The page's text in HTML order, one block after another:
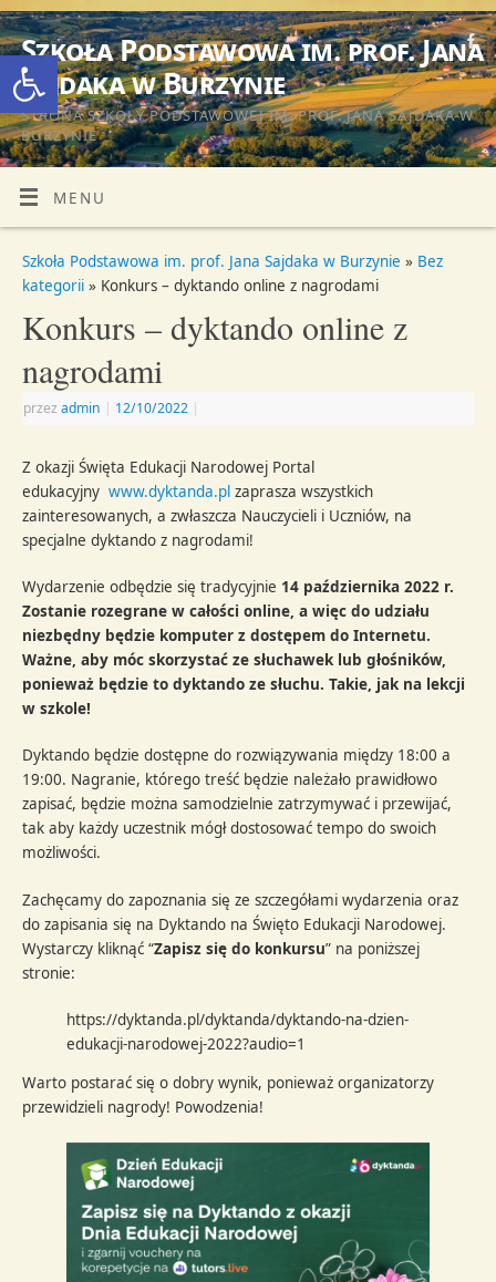
Otwórz pasek narzędzi
Szkoła Podstawowa im. prof. Jana
Sajdaka w Burzynie
STRONA SZKOŁY PODSTAWOWEJ IM. PROF. JANA SAJDAKA W
BURZYNIE
MENU
Szkoła Podstawowa im. prof. Jana Sajdaka w Burzynie » Bez
kategorii » Konkurs – dyktando online z nagrodami
Konkurs – dyktando online z
nagrodami
przezadmin | 12/10/2022 |
Z okazji Święta Edukacji Narodowej Portal
edukacyjnywww.dyktanda.pl zaprasza wszystkich
zainteresowanych, a zwłaszcza Nauczycieli i Uczniów, na
specjalne dyktando z nagrodami!
Wydarzenie odbędzie się tradycyjnie 14 października 2022 r.
Zostanie rozegrane w całości online, a więc do udziału
niezbędny będzie komputer z dostępem do Internetu.
Ważne, aby móc skorzystać ze słuchawek lub głośników,
ponieważ będzie to dyktando ze słuchu. Takie, jak na lekcji
w szkole!
Dyktando będzie dostępne do rozwiązywania między 18:00 a
19:00. Nagranie, którego treść będzie należało prawidłowo
zapisać, będzie można samodzielnie zatrzymywać i przewijać,
tak aby każdy uczestnik mógł dostosować tempo do swoich
możliwości.
Zachęcamy do zapoznania się ze szczegółami wydarzenia oraz
do zapisania się na Dyktando na Święto Edukacji Narodowej.
Wystarczy kliknąć “Zapisz się do konkursu” na poniższej
stronie:
https://dyktanda.pl/dyktanda/dyktando-na-dzien-
edukacji-narodowej-2022?audio=1
Warto postarać się o dobry wynik, ponieważ organizatorzy
przewidzieli nagrody! Powodzenia!